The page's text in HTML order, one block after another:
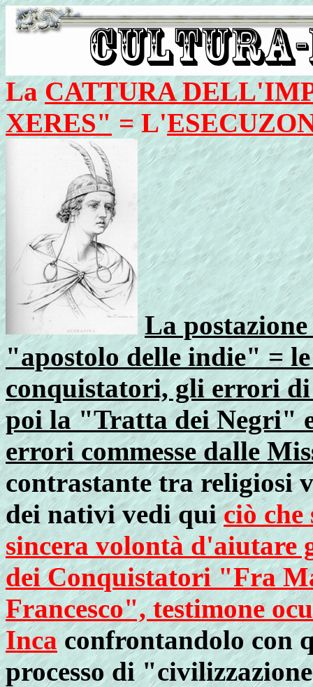
LaCATTURA
XERES" = L'
La
"apostolo delle indie" =
conquistatori, gli errori
poi la "Tratta dei Negri"
errori commesse dalle
contrastante tra religiosi
dei nativi vedi quiciò che
sincera volontà d'aiutare
dei Conquistatori "Fra
Francesco", testimone
Inca confrontandolo con
processo di